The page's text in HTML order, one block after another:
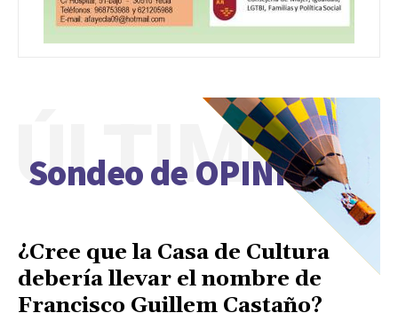
Sondeo de OPINIÓN
ÚLTIMO
¿Cree que la Casa de Cultura
debería llevar el nombre de
Francisco Guillem Castaño?